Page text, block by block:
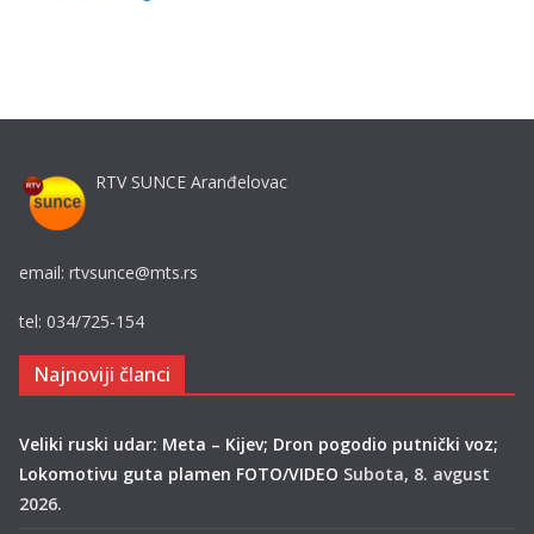
RTV SUNCE Aranđelovac
email: rtvsunce@mts.rs
tel: 034/725-154
Najnoviji članci
Veliki ruski udar: Meta – Kijev; Dron pogodio putnički voz;
Lokomotivu guta plamen FOTO/VIDEO Subota, 8. avgust
2026.